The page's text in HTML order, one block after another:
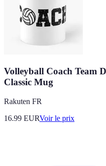
Volleyball Coach Team
Classic Mug
Rakuten FR
16.99 EURVoir le prix